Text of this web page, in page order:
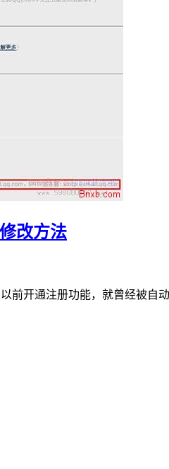
改方法
前开通注册功能，就曾经被